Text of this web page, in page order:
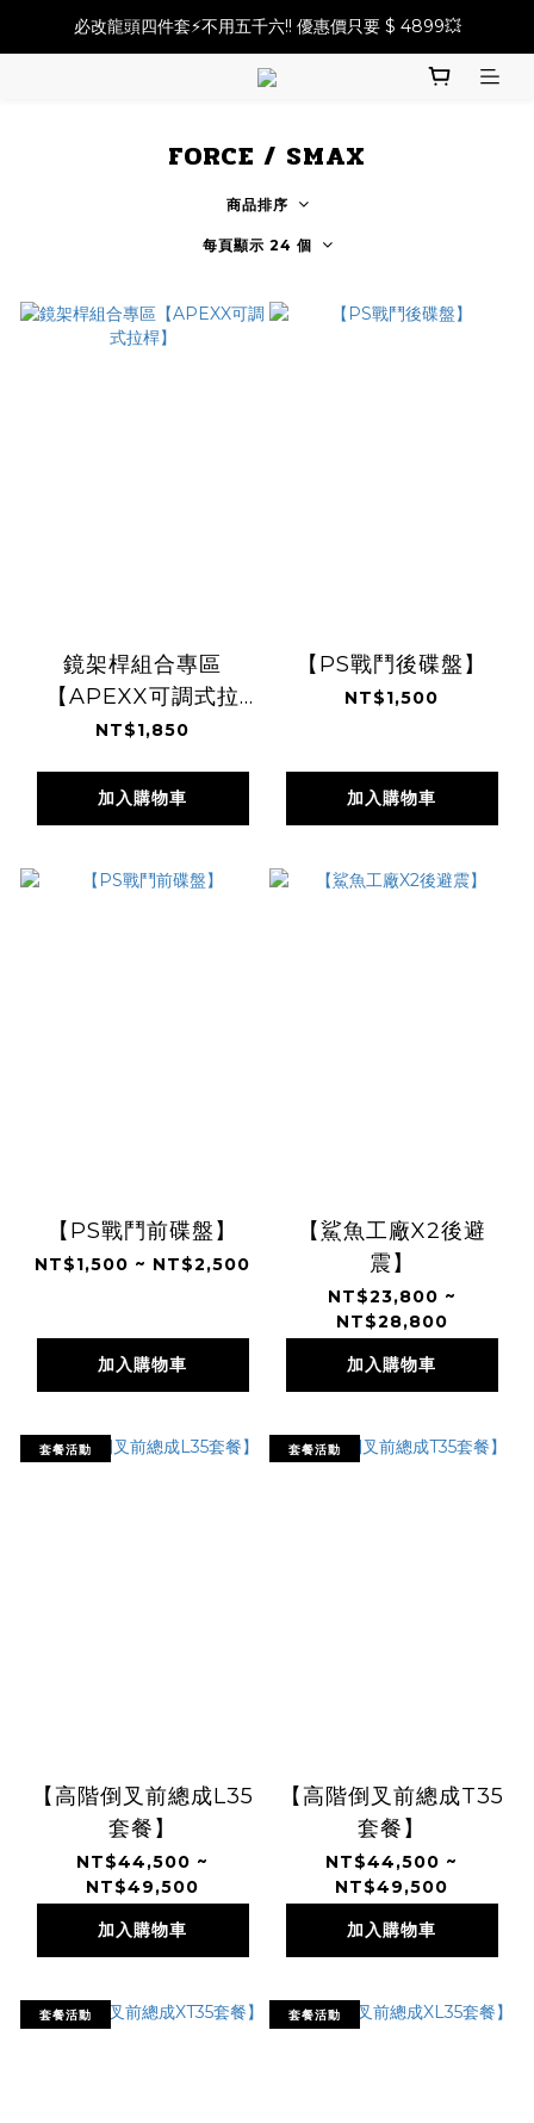
必改龍頭四件套⚡️不用五千六!! 優惠價只要 $ 4899💥
必改龍頭四件套⚡️不用五千六!! 優惠價只要 $ 4899💥
前總成套餐⚡️最低只要 $15500！帶走前總成改裝品⚡️
FORCE / SMAX
商品排序
每頁顯示 24 個
鏡架桿組合專區
【APEXX可調式拉
桿】
NT$1,850
加入購物車
【PS戰鬥後碟盤】
NT$1,500
加入購物車
【PS戰鬥前碟盤】
NT$1,500 ~ NT$2,500
加入購物車
【鯊魚工廠X2後避
震】
NT$23,800 ~
NT$28,800
加入購物車
套餐活動
【高階倒叉前總成L35
套餐】
NT$44,500 ~
NT$49,500
加入購物車
套餐活動
【高階倒叉前總成T35
套餐】
NT$44,500 ~
NT$49,500
加入購物車
套餐活動 套餐活動